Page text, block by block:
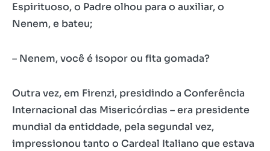
Espirituoso, o Padre olhou para o auxiliar, o
Nenem, e bateu;
– Nenem, você é isopor ou fita gomada?
Outra vez, em Firenzi, presidindo a Conferência
Internacional das Misericórdias – era presidente
mundial da entiddade, pela segundal vez,
impressionou tanto o Cardeal Italiano que estava